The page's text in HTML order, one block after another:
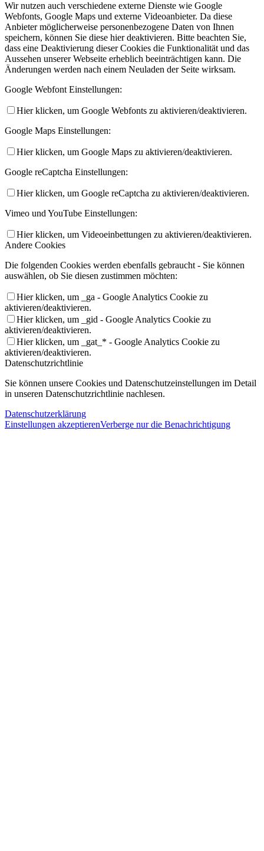
Wir nutzen auch verschiedene externe Dienste wie Google
Webfonts, Google Maps und externe Videoanbieter. Da diese
Anbieter möglicherweise personenbezogene Daten von Ihnen
speichern, können Sie diese hier deaktivieren. Bitte beachten Sie,
dass eine Deaktivierung dieser Cookies die Funktionalität und das
Aussehen unserer Webseite erheblich beeinträchtigen kann. Die
Änderungen werden nach einem Neuladen der Seite wirksam.
Google Webfont Einstellungen:
Hier klicken, um Google Webfonts zu aktivieren/deaktivieren.
Google Maps Einstellungen:
Hier klicken, um Google Maps zu aktivieren/deaktivieren.
Google reCaptcha Einstellungen:
Hier klicken, um Google reCaptcha zu aktivieren/deaktivieren.
Vimeo und YouTube Einstellungen:
Hier klicken, um Videoeinbettungen zu aktivieren/deaktivieren.
Andere Cookies
Die folgenden Cookies werden ebenfalls gebraucht - Sie können
auswählen, ob Sie diesen zustimmen möchten:
Hier klicken, um _ga - Google Analytics Cookie zu
aktivieren/deaktivieren.
Hier klicken, um _gid - Google Analytics Cookie zu
aktivieren/deaktivieren.
Hier klicken, um _gat_* - Google Analytics Cookie zu
aktivieren/deaktivieren.
Datenschutzrichtlinie
Sie können unsere Cookies und Datenschutzeinstellungen im Detail
in unseren Datenschutzrichtlinie nachlesen.
Datenschutzerklärung
Einstellungen akzeptierenVerberge nur die Benachrichtigung